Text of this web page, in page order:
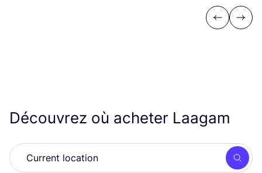
Previous
Next
Découvrez où acheter Laagam